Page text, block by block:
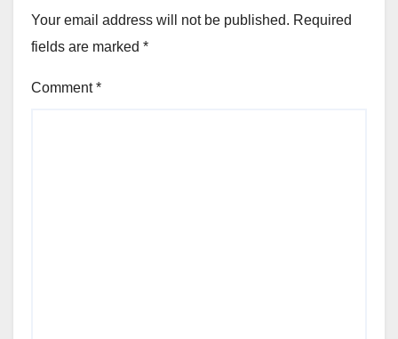
Your email address will not be published. Required
fields are marked *
Comment*